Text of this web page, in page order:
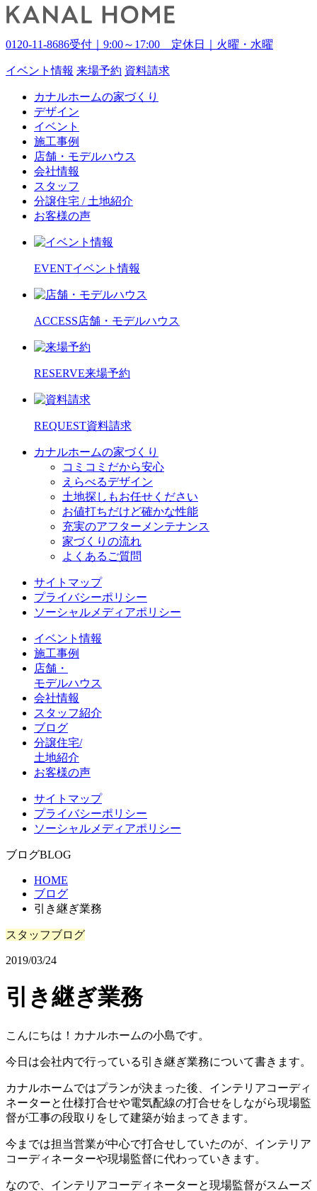
0120-11-8686受付｜9:00～17:00 定休日｜火曜・水曜
イベント情報 来場予約 資料請求
カナルホームの家づくり
デザイン
イベント
施工事例
店舗・モデルハウス
会社情報
スタッフ
分譲住宅 / 土地紹介
お客様の声
EVENTイベント情報
ACCESS店舗・モデルハウス
RESERVE来場予約
REQUEST資料請求
カナルホームの家づくり
コミコミだから安心
えらべるデザイン
土地探しもお任せください
お値打ちだけど確かな性能
充実のアフターメンテナンス
家づくりの流れ
よくあるご質問
サイトマップ
プライバシーポリシー
ソーシャルメディアポリシー
イベント情報
施工事例
店舗・
モデルハウス
会社情報
スタッフ紹介
ブログ
分譲住宅/
土地紹介
お客様の声
サイトマップ
プライバシーポリシー
ソーシャルメディアポリシー
ブログBLOG
HOME
ブログ
引き継ぎ業務
スタッフブログ
2019/03/24
引き継ぎ業務
こんにちは！カナルホームの小島です。
今日は会社内で行っている引き継ぎ業務について書きます。
カナルホームではプランが決まった後、インテリアコーディ
ネーターと仕様打合せや電気配線の打合せをしながら現場監
督が工事の段取りをして建築が始まってきます。
今までは担当営業が中心で打合せしていたのが、インテリア
コーディネーターや現場監督に代わっていきます。
なので、インテリアコーディネーターと現場監督がスムーズ